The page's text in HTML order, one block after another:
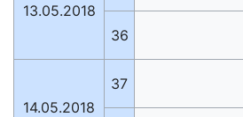
13.05.2018
36
14.05.2018
37